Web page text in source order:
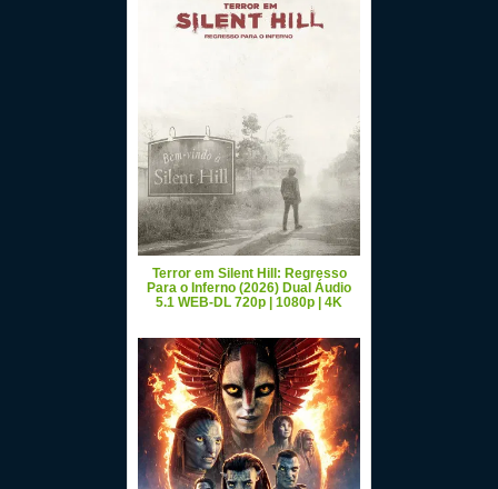
Terror em Silent Hill: Regresso
Para o Inferno (2026) Dual Áudio
5.1 WEB-DL 720p | 1080p | 4K